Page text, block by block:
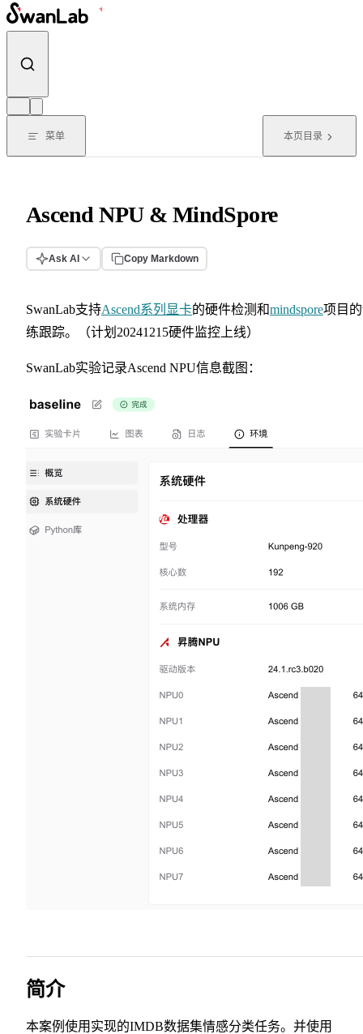
跳转到内容
菜单 本页目录
Ascend NPU & MindSpore
Ask AI Copy Markdown
SwanLab支持Ascend系列显卡的硬件检测和mindspore项目
练跟踪。（计划20241215硬件监控上线）
SwanLab实验记录Ascend NPU信息截图：
简介
本案例使用实现的IMDB数据集情感分类任务。并使用